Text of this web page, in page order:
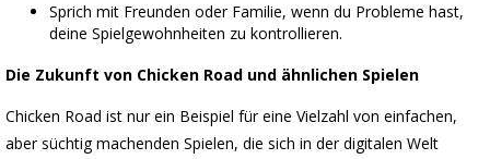
Sprich mit Freunden oder Familie, wenn du Probleme hast,
deine Spielgewohnheiten zu kontrollieren.
Die Zukunft von Chicken Road und ähnlichen Spielen
Chicken Road ist nur ein Beispiel für eine Vielzahl von einfachen,
aber süchtig machenden Spielen, die sich in der digitalen Welt